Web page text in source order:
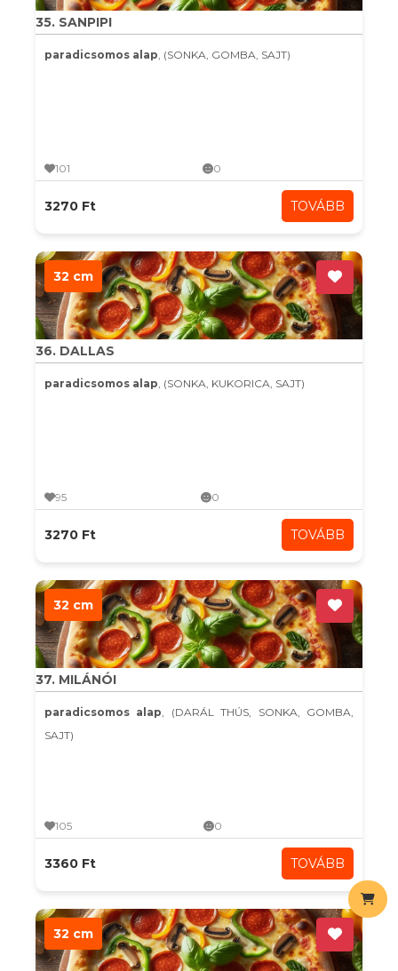
35. SANPIPI
paradicsomos alap, (SONKA, GOMBA, SAJT)
101 0
3270 Ft TOVÁBB
32 cm
36. DALLAS
paradicsomos alap, (SONKA, KUKORICA, SAJT)
95 0
3270 Ft TOVÁBB
32 cm
37. MILÁNÓI
paradicsomos alap, (DARÁL THÚS, SONKA, GOMBA,
SAJT)
105 0
3360 Ft TOVÁBB
32 cm